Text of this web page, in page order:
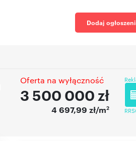
Dodaj
Oferta na wyłączność
3 500 000 zł
4 697,99 zł/m2